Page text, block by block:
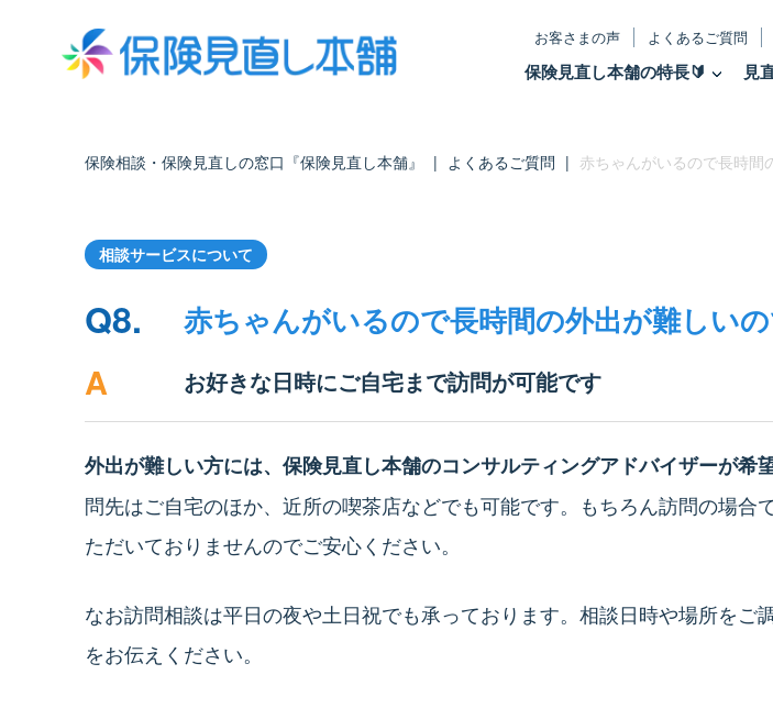
お客さまの声 よくあるご質問
保険見直し本舗の特長🔰 見
保険相談・保険見直しの窓口『保険見直し本舗』 | よくあるご質問 | 赤ちゃんがいるので長時
相談サービスについて
Q8. 赤ちゃんがいるので長時間の外出が難しい
A お好きな日時にご自宅まで訪問が可能です
外出が難しい方には、保険見直し本舗のコンサルティングアドバイザーが希
問先はご自宅のほか、近所の喫茶店などでも可能です。もちろん訪問の場合
ただいておりませんのでご安心ください。
なお訪問相談は平日の夜や土日祝でも承っております。相談日時や場所をご
をお伝えください。